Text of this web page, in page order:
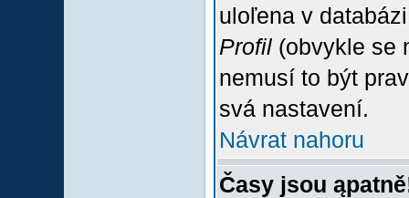
uloľena v
Profil (obvykle se
nemusí to být
svá nastavení.
Návrat nahoru
Časy jsou